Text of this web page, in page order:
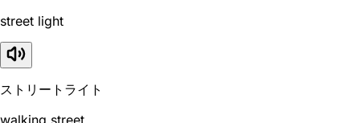
street light
ストリートライト